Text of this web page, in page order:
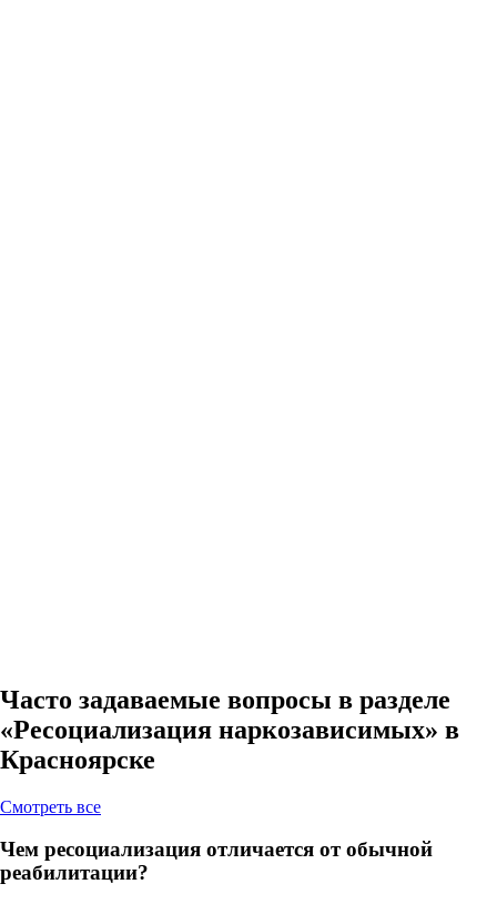
Часто задаваемые вопросы в разделе
«Ресоциализация наркозависимых» в
Красноярске
Cмотреть все
Чем ресоциализация отличается от обычной
реабилитации?